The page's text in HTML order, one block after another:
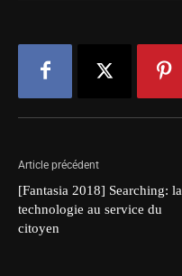
Article précédent
[Fantasia 2018] Searching: la
technologie au service du
citoyen